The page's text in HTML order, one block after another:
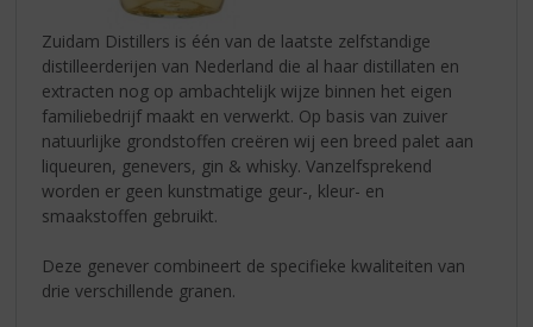
Zuidam Distillers is één van de laatste zelfstandige
distilleerderijen van Nederland die al haar distillaten en
extracten nog op ambachtelijk wijze binnen het eigen
familiebedrijf maakt en verwerkt. Op basis van zuiver
natuurlijke grondstoffen creëren wij een breed palet aan
liqueuren, genevers, gin & whisky. Vanzelfsprekend
worden er geen kunstmatige geur-, kleur- en
smaakstoffen gebruikt.
Deze genever combineert de specifieke kwaliteiten van
drie verschillende granen.